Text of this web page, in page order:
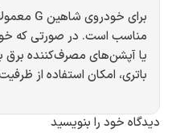
مناسب است. در صورتی که
یا آپشن‌های مصرف‌کننده برق
باتری، امکان استفاده از
دیدگاه خود را بنویسید